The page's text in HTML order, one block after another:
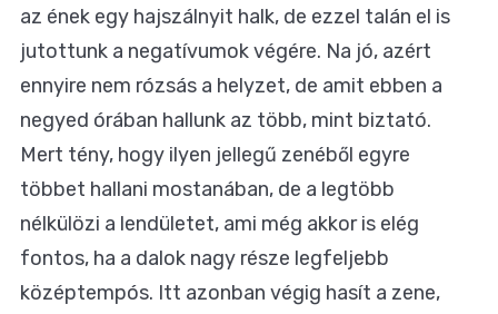
az ének egy hajszálnyit halk, de ezzel talán el is
jutottunk a negatívumok végére. Na jó, azért
ennyire nem rózsás a helyzet, de amit ebben a
negyed órában hallunk az több, mint biztató.
Mert tény, hogy ilyen jellegű zenéből egyre
többet hallani mostanában, de a legtöbb
nélkülözi a lendületet, ami még akkor is elég
fontos, ha a dalok nagy része legfeljebb
középtempós. Itt azonban végig hasít a zene,